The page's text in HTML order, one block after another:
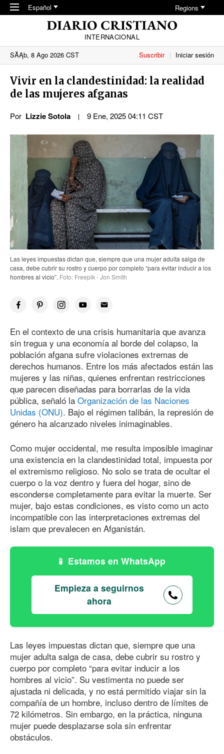
Skip to main content
Español Regions
INTERNACIONAL
SĂĄb, 8 Ago 2026 CST
Suscribir Iniciar sesión
Vivir en la clandestinidad: la realidad
de las mujeres afganas
Por Lizzie Sotola 9 Ene, 2025 04:11 CST
Las leyes impuestas dictan que, siempre que una mujer adulta salga de
casa, debe cubrir su rostro y cuerpo por completo “para evitar inducir a los
hombres al vicio”. Foto: Freepik - Jon Smith
En el contexto de una crisis humanitaria que avanza
sin tregua y una economía al borde del colapso, la
población afgana sufre violaciones extremas de
derechos humanos. Entre los más afectados están las
mujeres y las niñas, quienes enfrentan restricciones
que parecen diseñadas para borrarlas de la vida
pública, señaló la Organización de las Naciones
Unidas (ONU). Bajo el régimen talibán, la represión de
género ha alcanzado niveles inimaginables.
Como mujer occidental, me resulta imposible imaginar
una existencia en la clandestinidad total, impuesta por
el extremismo religioso. No solo se trata de ocultar el
cuerpo o la voz dentro y fuera del hogar, sino de
esconderse completamente para evitar la muerte. Ser
mujer, bajo estas condiciones, es visto como un acto
incompatible con las interpretaciones extremas del
islam que prevalecen en Afganistán.
Estamos en WhatsApp
Empieza a seguirnos
ahora
Las leyes impuestas dictan que, siempre que una
mujer adulta salga de casa, debe cubrir su rostro y
cuerpo por completo “para evitar inducir a los
hombres al vicio”. Su vestimenta no puede ser
ajustada ni delicada, y no está permitido viajar sin la
compañía de un hombre, incluso dentro de límites de
72 kilómetros. Sin embargo, en la práctica, ninguna
mujer puede desplazarse sola sin enfrentar
obstáculos.